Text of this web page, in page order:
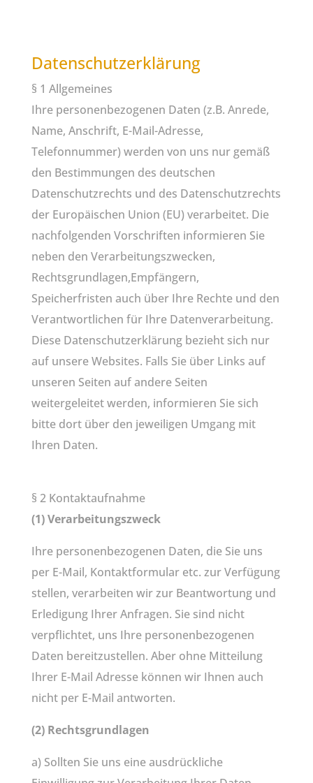
Datenschutzerklärung
§ 1 Allgemeines
Ihre personenbezogenen Daten (z.B. Anrede,
Name, Anschrift, E-Mail-Adresse,
Telefonnummer) werden von uns nur gemäß
den Bestimmungen des deutschen
Datenschutzrechts und des Datenschutzrechts
der Europäischen Union (EU) verarbeitet. Die
nachfolgenden Vorschriften informieren Sie
neben den Verarbeitungszwecken,
Rechtsgrundlagen,Empfängern,
Speicherfristen auch über Ihre Rechte und den
Verantwortlichen für Ihre Datenverarbeitung.
Diese Datenschutzerklärung bezieht sich nur
auf unsere Websites. Falls Sie über Links auf
unseren Seiten auf andere Seiten
weitergeleitet werden, informieren Sie sich
bitte dort über den jeweiligen Umgang mit
Ihren Daten.
§ 2 Kontaktaufnahme
(1) Verarbeitungszweck
Ihre personenbezogenen Daten, die Sie uns
per E-Mail, Kontaktformular etc. zur Verfügung
stellen, verarbeiten wir zur Beantwortung und
Erledigung Ihrer Anfragen. Sie sind nicht
verpflichtet, uns Ihre personenbezogenen
Daten bereitzustellen. Aber ohne Mitteilung
Ihrer E-Mail Adresse können wir Ihnen auch
nicht per E-Mail antworten.
(2) Rechtsgrundlagen
a) Sollten Sie uns eine ausdrückliche